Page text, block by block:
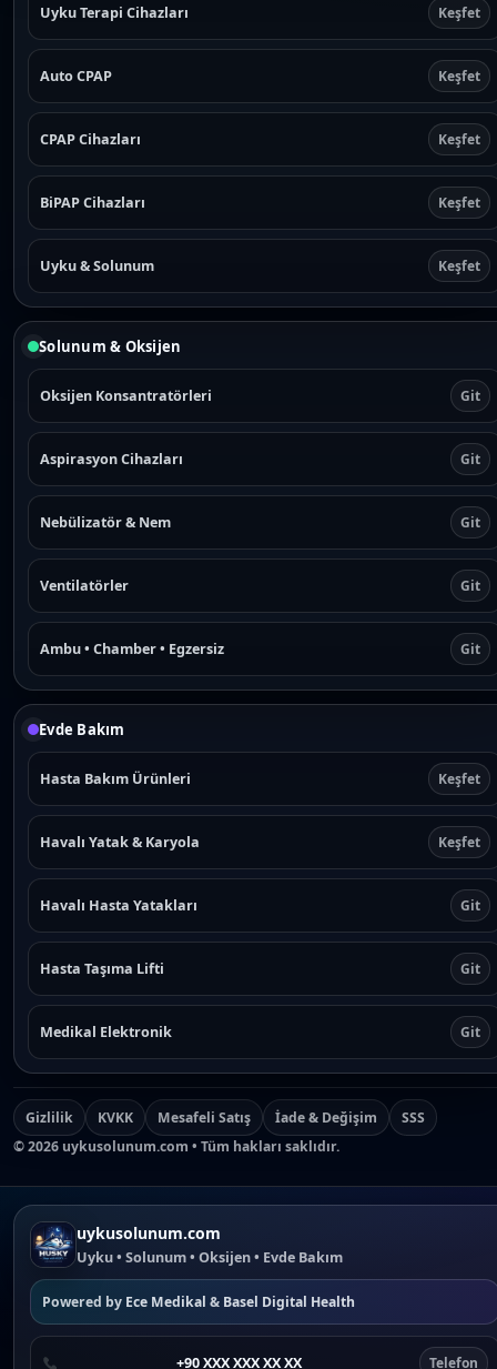
Uyku Terapi Cihazları Keşfet
Auto CPAP Keşfet
CPAP Cihazları Keşfet
BiPAP Cihazları Keşfet
Uyku & Solunum Keşfet
Solunum & Oksijen
Oksijen Konsantratörleri Git
Aspirasyon Cihazları Git
Nebülizatör & Nem Git
Ventilatörler Git
Ambu • Chamber • Egzersiz Git
Evde Bakım
Hasta Bakım Ürünleri Keşfet
Havalı Yatak & Karyola Keşfet
Havalı Hasta Yatakları Git
Hasta Taşıma Lifti Git
Medikal Elektronik Git
Gizlilik KVKK Mesafeli Satış İade & Değişim
SSS
©2026 uykusolunum.com • Tüm hakları saklıdır.
uykusolunum.com
Uyku • Solunum • Oksijen • Evde Bakım
Powered by Ece Medikal & Basel Digital Health
+90 XXX XXX XX XX Telefon